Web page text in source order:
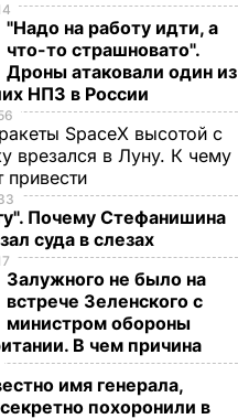
"Надо на работу идти, а
что-то страшновато".
Дроны атаковали один из
НПЗ в России
SpaceX высотой с
врезался в Луну. К чему
привести
Почему Стефанишина
суда в слезах
Залужного не было на
встрече Зеленского с
министром обороны
В чем причина
имя генерала,
похоронили в